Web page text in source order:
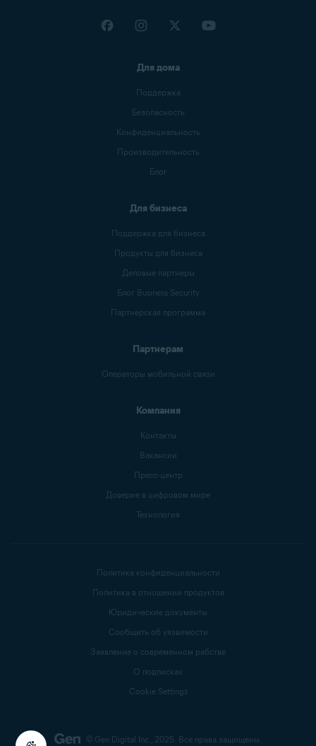
Для дома
Поддержка
Безопасность
Конфиденциальность
Производительность
Блог
Для бизнеса
Поддержка для бизнеса
Продукты для бизнеса
Деловые партнеры
Блог Business Security
Партнерская программа
Партнерам
Операторы мобильной связи
Компания
Контакты
Вакансии
Пресс-центр
Доверие в цифровом мире
Технология
© Gen Digital Inc., 2025. Все права защищены.
Политика конфиденциальности
Политика в отношении продуктов
Юридические документы
Сообщить об уязвимости
Заявление о современном рабстве
О подписках
Cookie Settings